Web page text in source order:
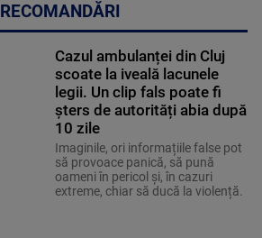
RECOMANDĂRI
Cazul ambulanței din Cluj
scoate la iveală lacunele
legii. Un clip fals poate fi
șters de autorități abia după
10 zile
Imaginile, ori informațiile false pot
să provoace panică, să pună
oameni în pericol și, în cazuri
extreme, chiar să ducă la violență.